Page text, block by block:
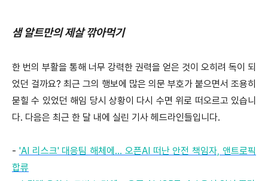
샘 알트만의 제살 깎아먹기
한 번의 부활을 통해 너무 강력한 권력을 얻은 것이 오히려 독이 되
었던 걸까요? 최근 그의 행보에 많은 의문 부호가 붙으면서 조용히
묻힐 수 있었던 해임 당시 상황이 다시 수면 위로 떠오르고 있습니
다. 다음은 최근 한 달 내에 실린 기사 헤드라인들입니다.
- 'AI 리스크' 대응팀 해체에... 오픈AI 떠난 안전 책임자, 앤트로픽
합류